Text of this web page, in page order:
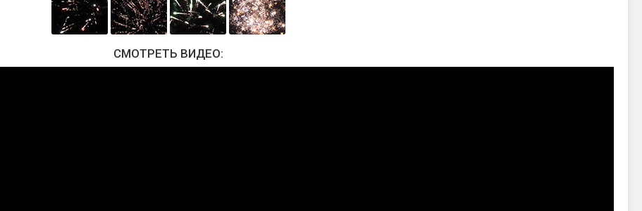
цветного огня
Ракеты
Фестивальные шары
СМОТРЕТЬ ВИДЕО: